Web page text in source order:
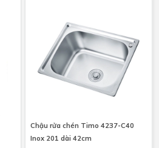
Chậu rửa chén Timo 4237-C40
Inox 201 dài 42cm